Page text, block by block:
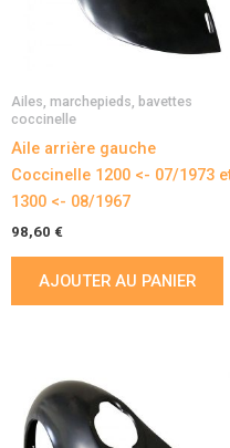
Ailes, marchepieds, bavettes
coccinelle
Aile arrière gauche
Coccinelle 1200 <- 07/1973
1300 <- 08/1967
98,60 €
AJOUTER AU PANIER